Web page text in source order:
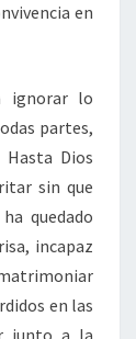
en
ignorar lo
partes,
Dios
sin que
quedado
incapaz
en las
junto a la